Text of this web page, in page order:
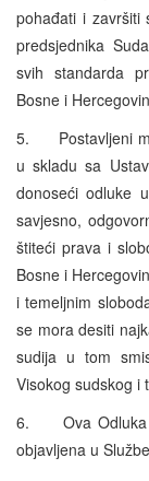
pohađati i završiti
predsjednika
svih standarda
Bosne i
5. Postavljeni
u skladu sa
donoseći odluke
savjesno,
štiteći prava i
Bosne i
i temeljnim
se mora desiti
sudija u tom
Visokog sudskog i
6. Ova Odluka
objavljena u